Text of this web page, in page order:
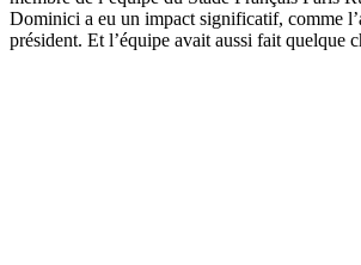
Dominici a eu un impact significatif, comme
président. Et l’équipe avait aussi fait quelque